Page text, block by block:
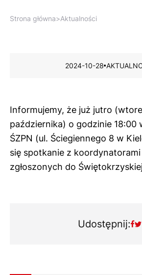
Strona główna>Aktualności
2024-10-28
Informujemy, że już jutro
października) o godzinie 18:00
ŚZPN (ul. Ściegiennego 8 w
się spotkanie z
zgłoszonych do
Udostępnij: